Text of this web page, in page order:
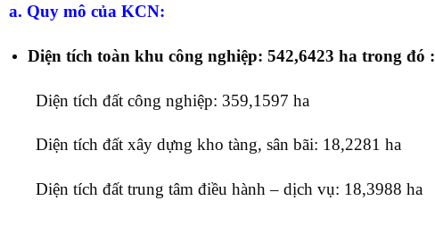
a. Quy mô của KCN:
Diện tích toàn khu công nghiệp: 542,6423 ha trong đó :
Diện tích đất công nghiệp: 359,1597 ha
Diện tích đất xây dựng kho tàng, sân bãi: 18,2281 ha
Diện tích đất trung tâm điều hành – dịch vụ: 18,3988 ha